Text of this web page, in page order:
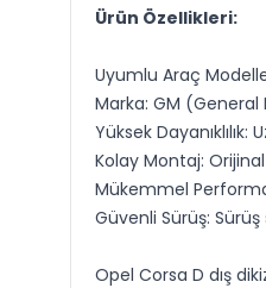
Ürün Özellikleri:
Uyumlu Araç
Marka: GM (General
Yüksek
Kolay Montaj:
Mükemmel
Güvenli Sürüş: Sürüş
Opel Corsa D dış